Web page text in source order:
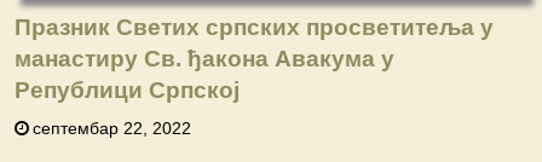
Празник Светих српских просветитеља у
манастиру Св. ђакона Авакума у
Републици Српској
септембар 22, 2022